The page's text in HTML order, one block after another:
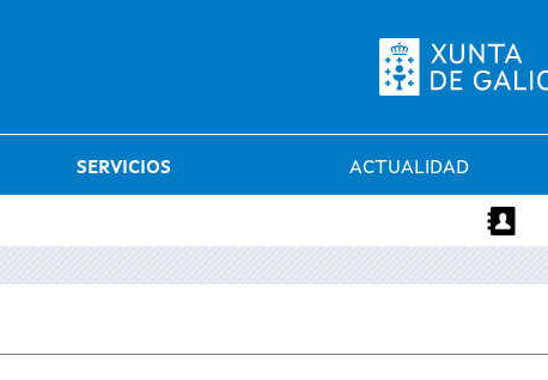
SERVICIOS ACTUALIDAD